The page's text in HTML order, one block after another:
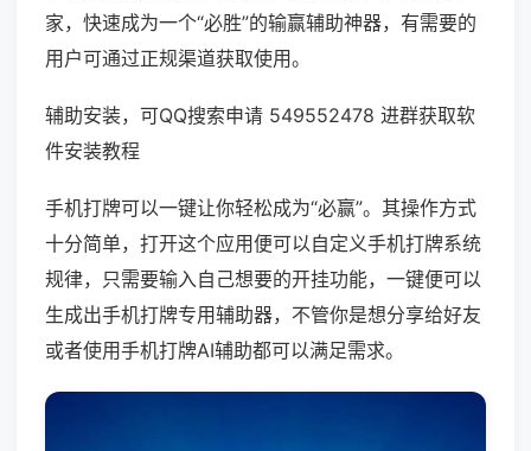
家，快速成为一个“必胜”的输赢辅助神器，有需要的
用户可通过正规渠道获取使用。
辅助安装，可QQ搜索申请 549552478 进群获取软
件安装教程
手机打牌可以一键让你轻松成为“必赢”。其操作方式
十分简单，打开这个应用便可以自定义手机打牌系统
规律，只需要输入自己想要的开挂功能，一键便可以
生成出手机打牌专用辅助器，不管你是想分享给好友
或者使用手机打牌AI辅助都可以满足需求。